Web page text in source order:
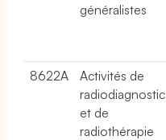
généralistes
8622A
Activités de
radiodiagnostic
et de
radiothérapie